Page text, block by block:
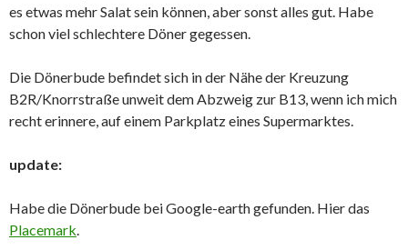
es etwas mehr Salat sein können, aber sonst alles gut. Habe
schon viel schlechtere Döner gegessen.
Die Dönerbude befindet sich in der Nähe der Kreuzung
B2R/Knorrstraße unweit dem Abzweig zur B13, wenn ich mich
recht erinnere, auf einem Parkplatz eines Supermarktes.
update:
Habe die Dönerbude bei Google-earth gefunden. Hier das
Placemark.